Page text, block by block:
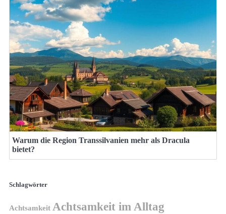
Warum die Region Transsilvanien mehr als Dracula
bietet?
Schlagwörter
Achtsamkeit Achtsamkeit im Alltag